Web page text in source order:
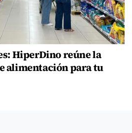
HiperDino reúne la
alimentación para tu